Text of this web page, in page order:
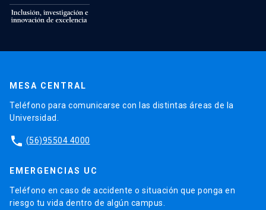
MESA CENTRAL
Teléfono para comunicarse con las distintas áreas de la
Universidad.
phone (56)95504 4000
EMERGENCIAS UC
Teléfono en caso de accidente o situación que ponga en
riesgo tu vida dentro de algún campus.